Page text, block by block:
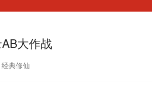
大作战
典修仙